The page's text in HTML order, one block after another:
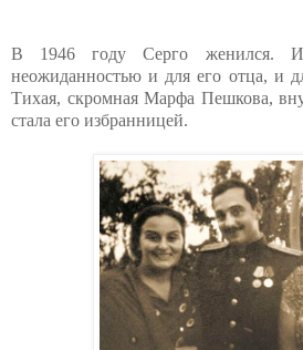
В 1946 году Серго женился. И
неожиданностью и для его отца, и
Тихая, скромная Марфа Пешкова,
стала его избранницей.